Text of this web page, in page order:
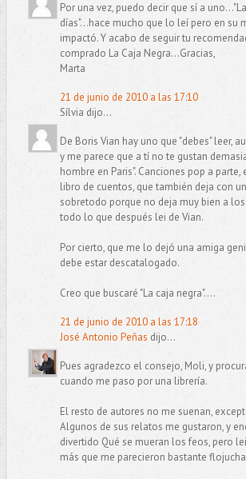
Por una vez, puedo decir que sí a
días"...hace mucho que lo leí pero en su
impactó. Y acabo de seguir tu
comprado La Caja Negra...Gracias,
Marta
21 de junio de 2010 a las 17:10
Sílvia dijo...
De Boris Vian hay uno que "debes" leer,
y me parece que a tí no te gustan
hombre en Paris". Canciones pop a parte,
libro de cuentos, que también deja con
sobretodo porque no deja muy bien a
todo lo que después lei de Vian.
Por cierto, que me lo dejó una amiga
debe estar descatalogado.
Creo que buscaré "La caja negra"....
21 de junio de 2010 a las 17:18
José Antonio Peñas dijo...
Pues agradezco el consejo, Moli, y
cuando me paso por una librería.
El resto de autores no me suenan,
Algunos de sus relatos me gustaron, y
divertido Qué se mueran los feos, pero
más que me parecieron bastante